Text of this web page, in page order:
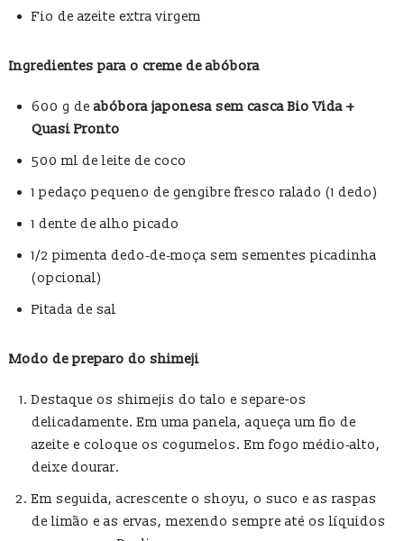
Fio de azeite extra virgem
Ingredientes para o creme de abóbora
600 g deabóbora japonesa sem casca Bio Vida +
Quasi Pronto
500 ml de leite de coco
1 pedaço pequeno de gengibre fresco ralado (1 dedo)
1 dente de alho picado
1/2 pimenta dedo‑de‑moça sem sementes picadinha
(opcional)
Pitada de sal
Modo de preparo do shimeji
Destaque os shimejis do talo e separe-os
delicadamente. Em uma panela, aqueça um fio de
azeite e coloque os cogumelos. Em fogo médio‑alto,
deixe dourar.
Em seguida, acrescente o shoyu, o suco e as raspas
de limão e as ervas, mexendo sempre até os líquidos